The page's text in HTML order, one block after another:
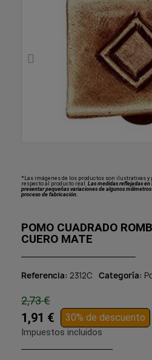
*Las imágenes de los productos son ilustrativas
respecto al producto real. Las medidas reflejadas
presentar pequeñas variaciones de algunos
proceso de fabricación.
POMO CUADRADO
CUERO MATE
Referencia 2312C Categoría
2,73 €
1,91 € 30% de descuento
Impuestos incluidos